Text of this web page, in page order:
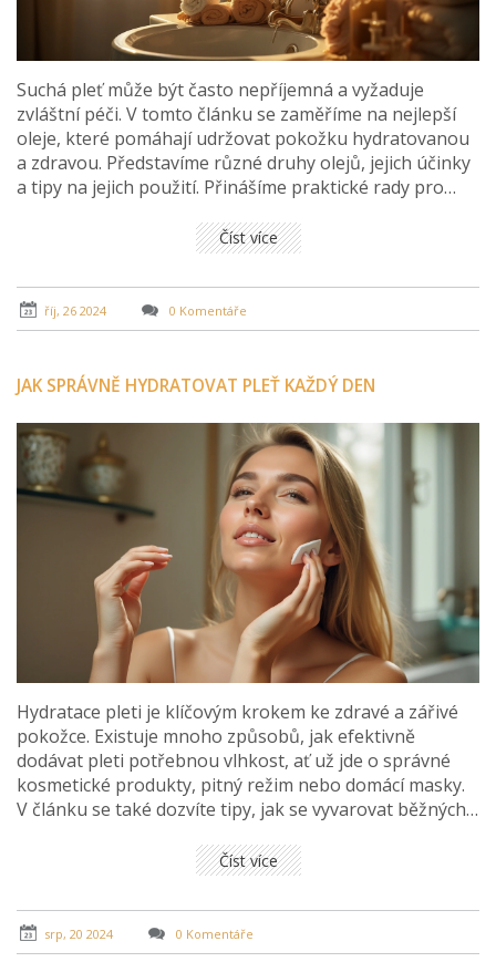
Suchá pleť může být často nepříjemná a vyžaduje
zvláštní péči. V tomto článku se zaměříme na nejlepší
oleje, které pomáhají udržovat pokožku hydratovanou
a zdravou. Představíme různé druhy olejů, jejich účinky
a tipy na jejich použití. Přinášíme praktické rady pro
Číst více
říj, 26 2024 0 Komentáře
JAK SPRÁVNĚ HYDRATOVAT PLEŤ KAŽDÝ DEN
Hydratace pleti je klíčovým krokem ke zdravé a zářivé
pokožce. Existuje mnoho způsobů, jak efektivně
dodávat pleti potřebnou vlhkost, ať už jde o správné
kosmetické produkty, pitný režim nebo domácí masky.
V článku se také dozvíte tipy, jak se vyvarovat běžných
Číst více
srp, 20 2024 0 Komentáře